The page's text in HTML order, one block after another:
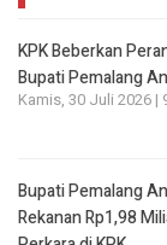
KPK Beberkan
Bupati Pemalang
Kamis, 30 Juli 2026 |
Bupati Pemalang
Rekanan Rp1,98